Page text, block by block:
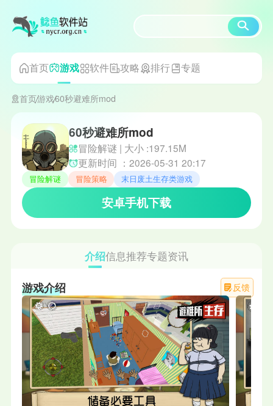
首页 游戏 软件 攻略 排行 专题
首页游戏60秒避难所mod
60秒避难所mod
冒险解谜 | 大小 :197.15M
更新时间 ：2026-05-31 20:17
冒险解谜 冒险策略 末日废土生存类游戏
安卓手机下载
介绍信息推荐专题资讯
反馈
游戏介绍